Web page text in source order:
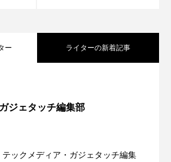
ー ライターの新着記事
ガジェタッチ編集部
ックメディア・ガジェタッチ編集